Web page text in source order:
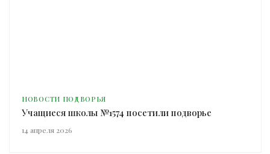
НОВОСТИ ПОДВОРЬЯ
Учащиеся школы №1574 посетили подворье
14 апреля 2026